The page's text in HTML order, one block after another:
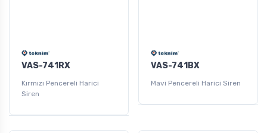
VAS-741RX
Kırmızı Pencereli Harici
Siren
VAS-741BX
Mavi Pencereli Harici Siren